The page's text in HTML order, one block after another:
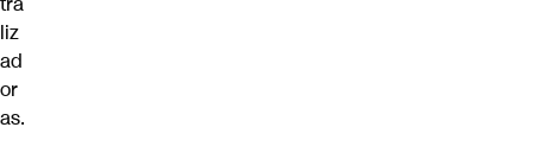
liz
ad
or
as.